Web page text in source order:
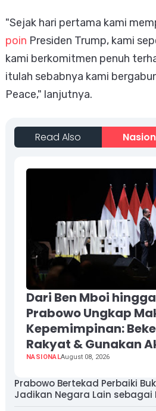
"Sejak hari pertama kami
poin Presiden Trump, kami
kami berkomitmen penuh
itulah sebabnya kami
Peace," lanjutnya.
Read Also
Dari Ben Mboi
Prabowo Ungkap
Kepemimpinan:
Rakyat & Gunakan
NASIONALAugust 08, 2026
Prabowo Bertekad Perbaiki
Jadikan Negara Lain sebagai